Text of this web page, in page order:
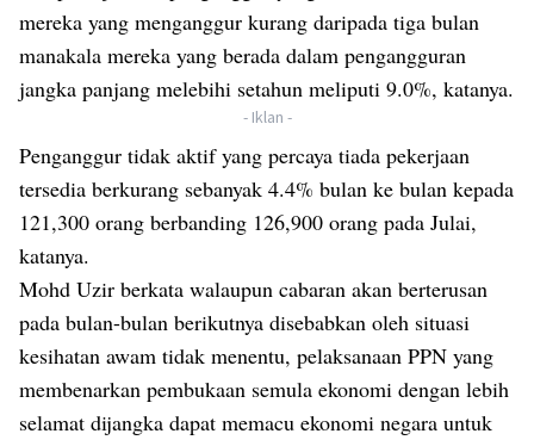
mereka yang menganggur kurang daripada tiga bulan
manakala mereka yang berada dalam pengangguran
jangka panjang melebihi setahun meliputi 9.0%, katanya.
- Iklan -
Penganggur tidak aktif yang percaya tiada pekerjaan
tersedia berkurang sebanyak 4.4% bulan ke bulan kepada
121,300 orang berbanding 126,900 orang pada Julai,
katanya.
Mohd Uzir berkata walaupun cabaran akan berterusan
pada bulan-bulan berikutnya disebabkan oleh situasi
kesihatan awam tidak menentu, pelaksanaan PPN yang
membenarkan pembukaan semula ekonomi dengan lebih
selamat dijangka dapat memacu ekonomi negara untuk